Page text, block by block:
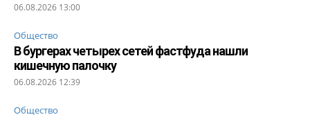
06.08.2026 13:00
Общество
В бургерах четырех сетей фастфуда нашли
кишечную палочку
06.08.2026 12:39
Общество